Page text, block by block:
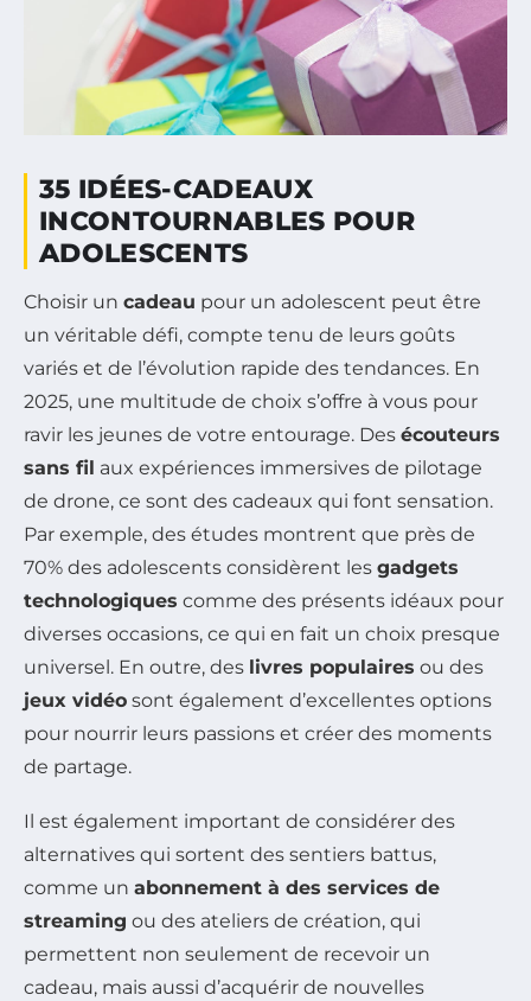
35 IDÉES-CADEAUX
INCONTOURNABLES POUR
ADOLESCENTS
Choisir un cadeau pour un adolescent peut être
un véritable défi, compte tenu de leurs goûts
variés et de l’évolution rapide des tendances. En
2025, une multitude de choix s’offre à vous pour
ravir les jeunes de votre entourage. Des écouteurs
sans fil aux expériences immersives de pilotage
de drone, ce sont des cadeaux qui font sensation.
Par exemple, des études montrent que près de
70% des adolescents considèrent les gadgets
technologiques comme des présents idéaux pour
diverses occasions, ce qui en fait un choix presque
universel. En outre, des livres populaires ou des
jeux vidéo sont également d’excellentes options
pour nourrir leurs passions et créer des moments
de partage.
Il est également important de considérer des
alternatives qui sortent des sentiers battus,
comme un abonnement à des services de
streaming ou des ateliers de création, qui
permettent non seulement de recevoir un
cadeau, mais aussi d’acquérir de nouvelles